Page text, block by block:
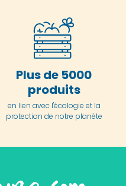
Plus de 5000
produits
en lien avec l'écologie et la
protection de notre planète